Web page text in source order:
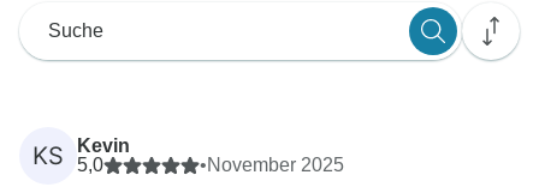
KS
Kevin
5,0
•November 2025